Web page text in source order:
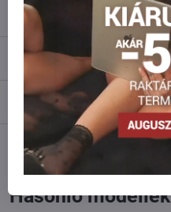
Leírás
Vélemények 0
Fórum 0
Facebook
Hasonló modellek